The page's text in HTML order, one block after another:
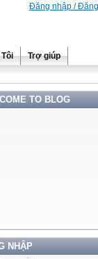
Đăng nhập /
Tôi
Trợ giúp
TO BLOG
NHẬP